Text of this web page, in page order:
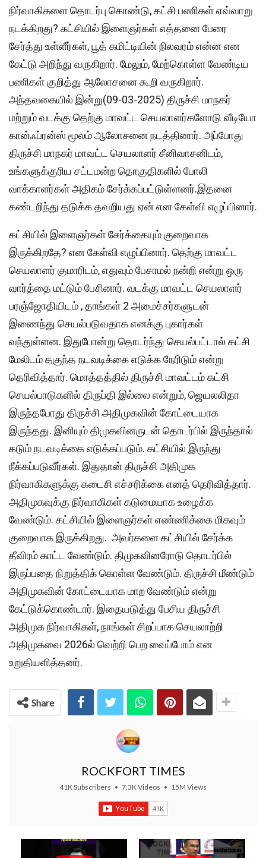
நிர்வாகிகளை தொடர்பு கொண்டு, கட்சி பணிகள் எவ்வாறு
நடக்கிறது? கட்சியில் இளைஞர்கள் எத்தனை பேரை
சேர்த்து உள்ளீர்கள், பூத் கமிட்டியின் நிலவரம் என்ன என
கேட்டு அறிந்து வருகிறார். மேலும், மேற்கொள்ள வேண்டிய
பணிகள் குறித்து ஆலோசனை கூறி வருகிறார்.
அந்தவகையில் இன்று(09-03-2025) திருச்சி மாநகர்
மற்றும் வடக்கு தெற்கு மாவட்ட செயலாளர்களோடு வீடியோ
கான்ஃப்ரன்ஸ் மூலம் ஆலோசனை நடத்தினார். அப்போது
திருச்சி மாநகர் மாவட்ட செயலாளர் சீனிவாசனிடம்,
உங்களுக்குரிய சட்டமன்ற தொகுதிகளில் போலி
வாக்காளர்கள் அதிகம் சேர்க்கப்பட்டுள்ளனர்.இதனை
கண்டறிந்து தடுக்க தவறியது ஏன் என கேள்வி எழுப்பினார்.
கட்சியில் இளைஞர்கள் சேர்க்கையும் குறைவாக
இருக்கிறதே? என கேள்வி எழுப்பினார். தெற்கு மாவட்ட
செயலாளர் குமாரிடம், எதுவும் பேசாமல் நன்றி என்று ஒரு
வார்த்தை மட்டும் பேசினார். வடக்கு மாவட்ட செயலாளர்
பரஞ்ஜோதியிடம் , தாங்கள் 2 அமைச்சர்களுடன்
இணைந்து செயல்படுவதாக எனக்கு புகார்கள்
வந்துள்ளன. இதுபோன்று தொடர்ந்து செயல்பட்டால் கட்சி
மேலிடம் தகுந்த நடவடிக்கை எடுக்க நேரிடும் என்று
தெரிவித்தார். மொத்தத்தில் திருச்சி மாவட்டம் கட்சி
செயல்பாடுகளில் திருப்தி இல்லை என்றும், ஜெயலலிதா
இருந்தபோது திருச்சி அதிமுகவின் கோட்டையாக
இருந்தது. இனியும் திமுகவினருடன் தொடர்பில் இருந்தால்
கடும் நடவடிக்கை எடுக்கப்படும். கட்சியில் இருந்து
நீக்கப்படுவீர்கள். இதுதான் திருச்சி அதிமுக
நிர்வாகிகளுக்கு கடைசி எச்சரிக்கை எனத் தெரிவித்தார்.
அதிமுகவுக்கு நிர்வாகிகள் கடுமையாக உழைக்க
வேண்டும். கட்சியில் இளைஞர்கள் எண்ணிக்கை மிகவும்
குறைவாக இருக்கிறது. அவர்களை கட்சியில் சேர்க்க
தீவிரம் காட்ட வேண்டும். திமுகவினரோடு தொடர்பில்
இருப்பதை நிறுத்திக் கொள்ள வேண்டும். திருச்சி மீண்டும்
அதிமுகவின் கோட்டையாக மாற வேண்டும் என்று
கேட்டுக்கொண்டார். இதையடுத்து பேசிய திருச்சி
அதிமுக நிர்வாகிகள், நாங்கள் சிறப்பாக செயலாற்றி
அதிமுகவை 2026ல் வெற்றி பெற வைப்போம் என
உறுதியளித்தனர்.
Share
ROCKFORT TIMES
41K Subscribers • 7.3K Videos • 15M Views